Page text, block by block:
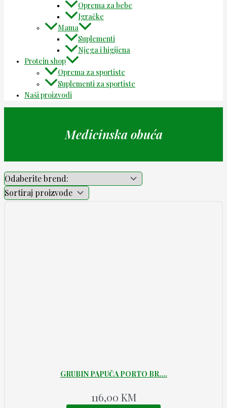
Oprema za bebe
Igračke
Mama
Suplementi
Njega i higijena
Protein shop
Oprema za sportiste
Suplementi za sportiste
Naši proizvodi
Medicinska obuća
GRUBIN PAPUČA PORTO BR....
116,00 KM